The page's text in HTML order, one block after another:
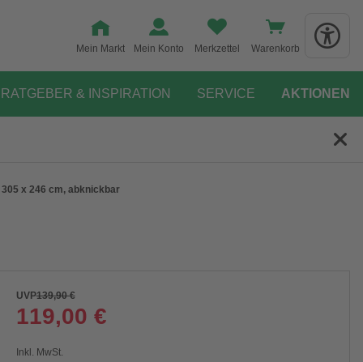
Mein Markt Mein Konto Merkzettel Warenkorb
RATGEBER & INSPIRATION SERVICE AKTIONEN
x 246 cm, abknickbar
UVP139,90 €
119,00 €
Inkl. MwSt.